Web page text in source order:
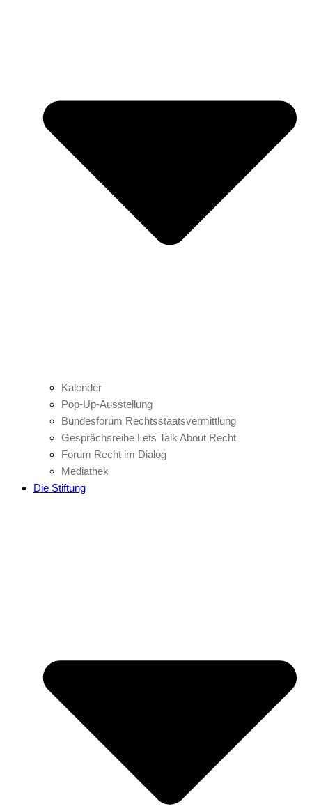
Kalender
Pop-Up-Ausstellung
Bundesforum Rechtsstaatsvermittlung
Gesprächsreihe Lets Talk About Recht
Forum Recht im Dialog
Mediathek
Die Stiftung